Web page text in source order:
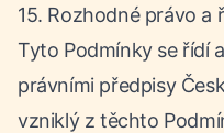
15. Rozhodné právo a
Tyto Podmínky se řídí
právními předpisy
vzniklý z těchto